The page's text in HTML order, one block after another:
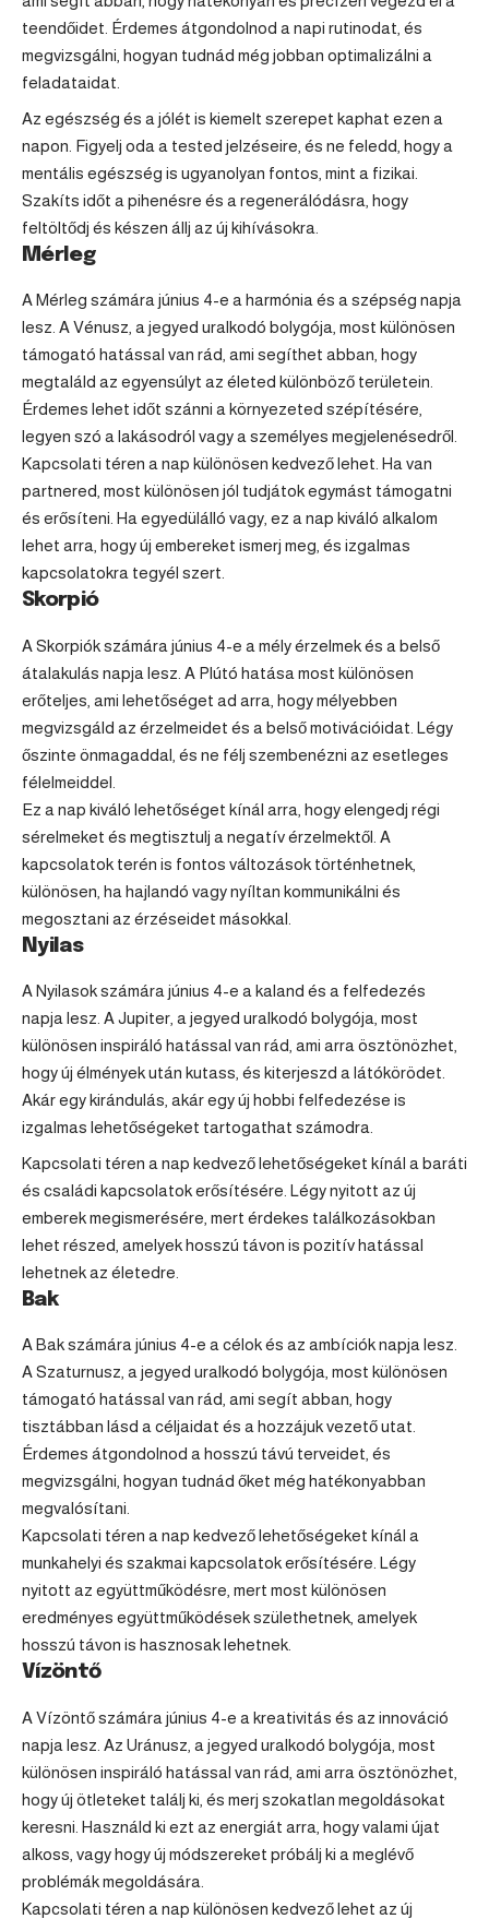
teendőidet. Érdemes átgondolnod a napi rutinodat, és
megvizsgálni, hogyan tudnád még jobban optimalizálni a
feladataidat.
Az egészség és a jólét is kiemelt szerepet kaphat ezen a
napon. Figyelj oda a tested jelzéseire, és ne feledd, hogy a
mentális egészség is ugyanolyan fontos, mint a fizikai.
Szakíts időt a pihenésre és a regenerálódásra, hogy
feltöltődj és készen állj az új kihívásokra.
Mérleg
A Mérleg számára június 4-e a harmónia és a szépség napja
lesz. A Vénusz, a jegyed uralkodó bolygója, most különösen
támogató hatással van rád, ami segíthet abban, hogy
megtaláld az egyensúlyt az életed különböző területein.
Érdemes lehet időt szánni a környezeted szépítésére,
legyen szó a lakásodról vagy a személyes megjelenésedről.
Kapcsolati téren a nap különösen kedvező lehet. Ha van
partnered, most különösen jól tudjátok egymást támogatni
és erősíteni. Ha egyedülálló vagy, ez a nap kiváló alkalom
lehet arra, hogy új embereket ismerj meg, és izgalmas
kapcsolatokra tegyél szert.
Skorpió
A Skorpiók számára június 4-e a mély érzelmek és a belső
átalakulás napja lesz. A Plútó hatása most különösen
erőteljes, ami lehetőséget ad arra, hogy mélyebben
megvizsgáld az érzelmeidet és a belső motivációidat. Légy
őszinte önmagaddal, és ne félj szembenézni az esetleges
félelmeiddel.
Ez a nap kiváló lehetőséget kínál arra, hogy elengedj régi
sérelmeket és megtisztulj a negatív érzelmektől. A
kapcsolatok terén is fontos változások történhetnek,
különösen, ha hajlandó vagy nyíltan kommunikálni és
megosztani az érzéseidet másokkal.
Nyilas
A Nyilasok számára június 4-e a kaland és a felfedezés
napja lesz. A Jupiter, a jegyed uralkodó bolygója, most
különösen inspiráló hatással van rád, ami arra ösztönözhet,
hogy új élmények után kutass, és kiterjeszd a látókörödet.
Akár egy kirándulás, akár egy új hobbi felfedezése is
izgalmas lehetőségeket tartogathat számodra.
Kapcsolati téren a nap kedvező lehetőségeket kínál a baráti
és családi kapcsolatok erősítésére. Légy nyitott az új
emberek megismerésére, mert érdekes találkozásokban
lehet részed, amelyek hosszú távon is pozitív hatással
lehetnek az életedre.
Bak
A Bakszámára június 4-e a célok és az ambíciók napja lesz.
A Szaturnusz, a jegyed uralkodó bolygója, most különösen
támogató hatással van rád, ami segít abban, hogy
tisztábban lásd a céljaidat és a hozzájuk vezető utat.
Érdemes átgondolnod a hosszú távú terveidet, és
megvizsgálni, hogyan tudnád őket még hatékonyabban
megvalósítani.
Kapcsolati téren a nap kedvező lehetőségeket kínál a
munkahelyi és szakmai kapcsolatok erősítésére. Légy
nyitott az együttműködésre, mert most különösen
eredményes együttműködések születhetnek, amelyek
hosszú távon is hasznosak lehetnek.
Vízöntő
A Vízöntőszámára június 4-e a kreativitás és az innováció
napja lesz. Az Uránusz, a jegyed uralkodó bolygója, most
különösen inspiráló hatással van rád, ami arra ösztönözhet,
hogy új ötleteket találj ki, és merj szokatlan megoldásokat
keresni. Használd ki ezt az energiát arra, hogy valami újat
alkoss, vagy hogy új módszereket próbálj ki a meglévő
problémák megoldására.
Kapcsolati téren a nap különösen kedvező lehet az új